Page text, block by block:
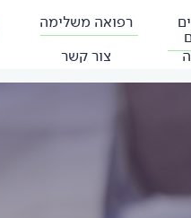
רפואה משלימה
צור קשר